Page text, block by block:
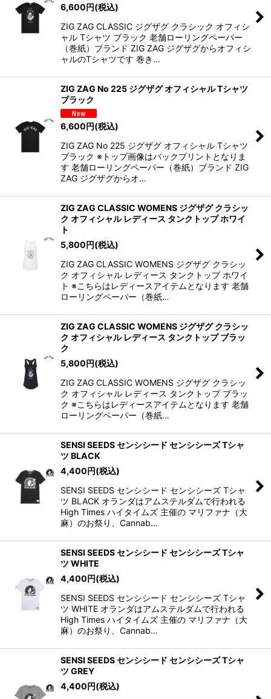
6,600円(税込)
ZIG ZAG CLASSIC ジグザグ クラシック オフィシ
ャル Tシャツ ブラック 老舗ローリングペーパー
（巻紙）ブランド ZIG ZAG ジグザグからオフィシ
ャルのTシャツです 巻き…
ZIG ZAG No 225 ジグザグ オフィシャル Tシャツ
ブラック
6,600円(税込)
ZIG ZAG No 225 ジグザグ オフィシャル Tシャツ
ブラック ※トップ画像はバックプリントとなりま
す 老舗ローリングペーパー（巻紙）ブランド ZIG
ZAG ジグザグからオ…
ZIG ZAG CLASSIC WOMENS ジグザグ クラシッ
ク オフィシャル レディース タンクトップ ホワイ
ト
5,800円(税込)
ZIG ZAG CLASSIC WOMENS ジグザグ クラシッ
ク オフィシャル レディース タンクトップ ホワイ
ト ※こちらはレディースアイテムとなります 老舗
ローリングペーパー（巻紙…
ZIG ZAG CLASSIC WOMENS ジグザグ クラシッ
ク オフィシャル レディース タンクトップ ブラッ
ク
5,800円(税込)
ZIG ZAG CLASSIC WOMENS ジグザグ クラシッ
ク オフィシャル レディース タンクトップ ブラッ
ク ※こちらはレディースアイテムとなります 老舗
ローリングペーパー（巻紙…
SENSI SEEDS センシシード センシシーズ Tシャ
ツ BLACK
4,400円(税込)
SENSI SEEDS センシシード センシシーズ Tシャ
ツ BLACK オランダはアムステルダムで行われる
High Times ハイタイムズ 主催の マリファナ（大
麻）のお祭り、Cannab…
SENSI SEEDS センシシード センシシーズ Tシャ
ツ WHITE
4,400円(税込)
SENSI SEEDS センシシード センシシーズ Tシャ
ツ WHITE オランダはアムステルダムで行われる
High Times ハイタイムズ 主催の マリファナ（大
麻）のお祭り、Cannab…
SENSI SEEDS センシシード センシシーズ Tシャ
ツ GREY
4,400円(税込)